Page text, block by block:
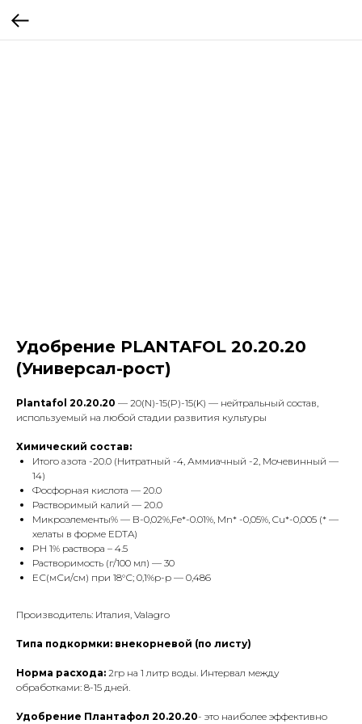
Удобрение PLANTAFOL 20.20.20
(Универсал-рост)
Plantafol 20.20.20 — 20(N)-15(P)-15(K) — нейтральный состав,
используемый на любой стадии развития культуры
Химический состав:
Итого азота -20.0 (Нитратный -4, Аммиачный -2, Мочевинный —
14)
Фосфорная кислота — 20.0
Растворимый калий — 20.0
Микроэлементы% — B-0,02%,Fe*-0.01%, Mn* -0,05%, Cu*-0,005 (* —
хелаты в форме EDTA)
PH 1% раствора – 4.5
Растворимость (г/100 мл) — 30
ЕС(мСи/см) при 18°С; 0,1%р-р — 0,486
Производитель: Италия, Valagro
Типа подкормки: внекорневой (по листу)
Норма расхода: 2гр на 1 литр воды. Интервал между
обработками: 8-15 дней.
Удобрение Плантафол 20.20.20- это наиболее эффективно